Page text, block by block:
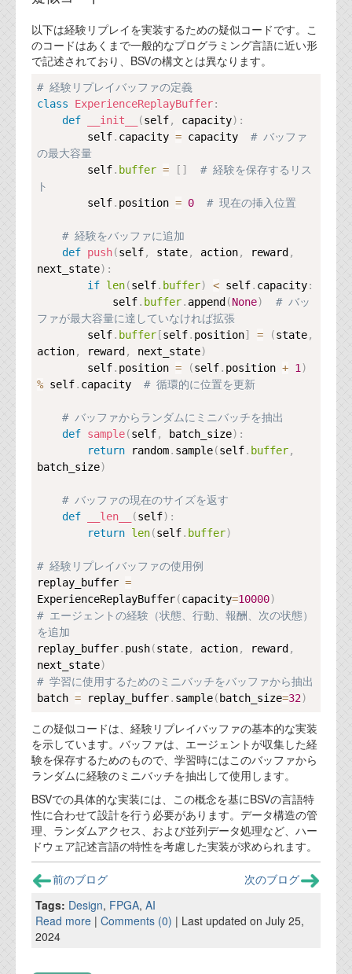
以下は経験リプレイを実装するための疑似コードです。こ
のコードはあくまで一般的なプログラミング言語に近い形
で記述されており、BSVの構文とは異なります。
# 経験リプレイバッファの定義
class
ExperienceReplayBuffer:
def
__init__ (self, capacity) :
        self
. capacity = capacity # バッファ
の最大容量
        self
. buffer = [ ]
# 経験を保存するリス
ト
        self
. position = 0 # 現在の挿入位置
# 経験をバッファに追加
def push(self, state, action, reward ,
next_state) :
if len(self. buffer) < self. capacity:
            self
. buffer. append (None)
# バッ
ファが最大容量に達していなければ拡張
        self
. buffer [self. position] = (state,
action, reward , next_state)
        self
. position = (self. position + 1)
% self. capacity # 循環的に位置を更新
# バッファからランダムにミニバッチを抽出
def sample(self, batch_size) :
return random. sample(self. buffer,
batch_size)
# バッファの現在のサイズを返す
def
__len__ (self) :
return len(self. buffer)
# 経験リプレイバッファの使用例
replay_buffer =
ExperienceReplayBuffer(capacity=10000)
# エージェントの経験（状態、行動、報酬、次の状態）
を追加
replay_buffer. push(state, action, reward ,
next_state)
# 学習に使用するためのミニバッチをバッファから抽出
batch = replay_buffer. sample( batch_size=32)
この疑似コードは、経験リプレイバッファの基本的な実装
を示しています。バッファは、エージェントが収集した経
験を保存するためのもので、学習時にはこのバッファから
ランダムに経験のミニバッチを抽出して使用します。
BSVでの具体的な実装には、この概念を基にBSVの言語特
性に合わせて設計を行う必要があります。データ構造の管
理、ランダムアクセス、および並列データ処理など、ハー
ドウェア記述言語の特性を考慮した実装が求められます。
前のブログ
次のブログ
Tags: Design, FPGA, AI
Read more | Comments (0) | Last updated on July 25,
2024